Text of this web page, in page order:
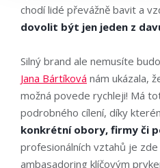
chodí lidé převážně bavit a
dovolit být jen jeden z
Silný brand ale nemusíte
Jana Bártíková nám ukázala,
možná povede rychleji! Má
podrobného cílení, díky
konkrétní obory, firmy či
profesionálních vztahů je
ambasadoring klíčovým